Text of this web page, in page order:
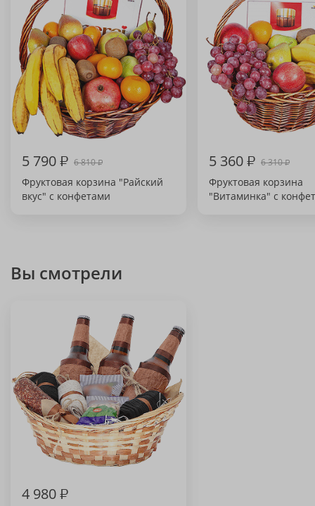
5 790₽ 6 810₽
Фруктовая корзина "Райский
вкус" с конфетами
5 360₽ 6 310₽
Фруктовая корзина
"Витаминка" с
Вы смотрели
4 980₽